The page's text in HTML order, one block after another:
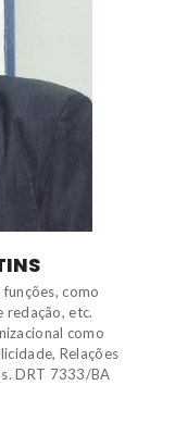
como
etc.
como
Relações
DRT 7333/BA